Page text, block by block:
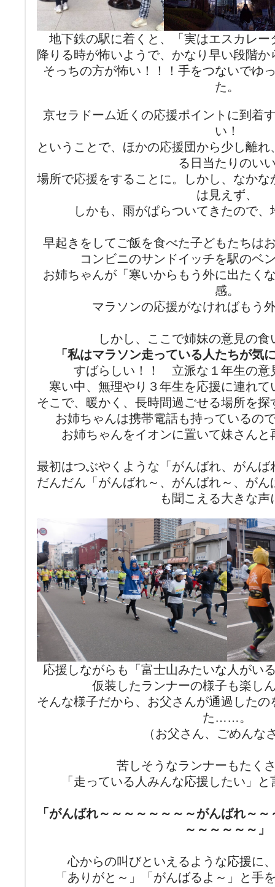
地下鉄の駅に着くと、「実はエスカレ
降りる時が怖いようで、かなり早い段階
そっちの方が怖い！！！手をつないでゆ
た。
京セラドーム近くの応援ポイントに到着
い！
ということで、ほかの応援団から少し離
る日当たりのい
場所で応援をすることに。しかし、なか
は見えず、
しかも、雨がぱらついてきたので
早起きをしてご飯を食べた子どもたちは
コンビニのサンドイッチを駅のベ
お姉ちゃんが「寒いからもう外に出たく
感。
マラソンの応援がなければもう
しかし、ここで姉妹の意見の
「私はマラソン走っている人たちが気
すばらしい！！ 立派な１年生の意
寒い中、無理やり３年生を応援に連れ
そこで、暖かく、長時間過ごせる場所を
お姉ちゃんは携帯電話も持っているの
お姉ちゃんをイオンに置いて妹さん
最初はつぶやくような「がんばれ、がん
だんだん「がんばれ～、がんばれ～、が
も聞こえる大きな声
応援しながらも「富士山みたいな人がい
仮装したランナーの様子も楽し
そんな様子だから、お父さんが通過した
た……。
（お父さん、ごめんな
苦しそうなランナーもたく
「走っている人みんな応援したい」
「がんばれ～～～～～～～～がんばれ～
～～～～～～」
心からの叫びといえるような応援に
「ありがと～」「がんばるよ～」と手